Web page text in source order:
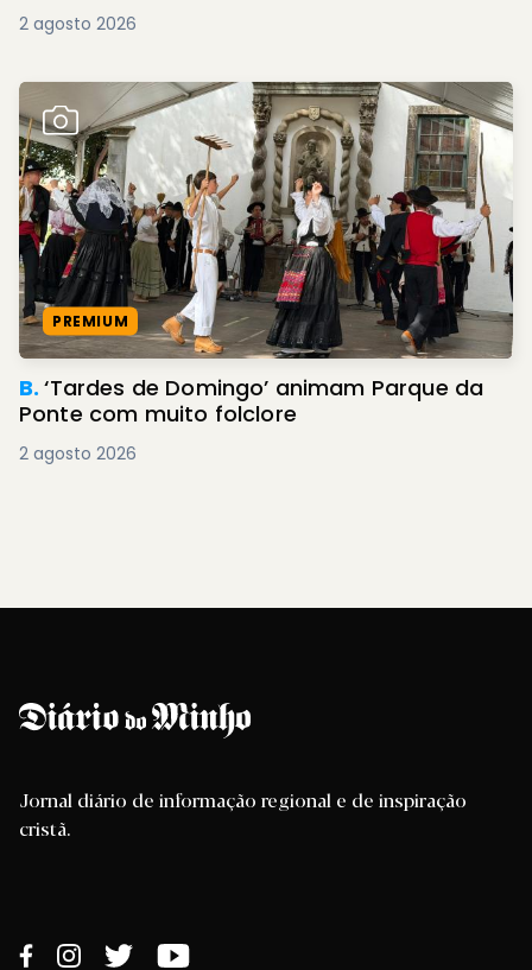
2 agosto 2026
PREMIUM
B.‘Tardes de Domingo’ animam Parque da
Ponte com muito folclore
2 agosto 2026
Jornal diário de informação regional e de inspiração
cristã.